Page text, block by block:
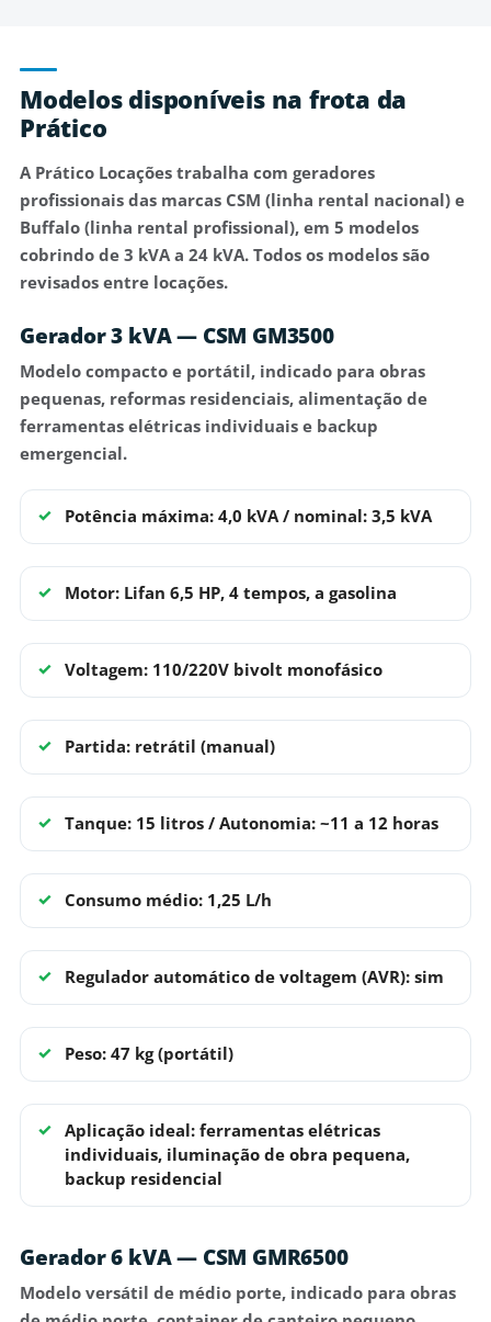
Modelos disponíveis na frota da
Prático
A Prático Locações trabalha com geradores
profissionais das marcas CSM (linha rental nacional) e
Buffalo (linha rental profissional), em 5 modelos
cobrindo de 3 kVA a 24 kVA. Todos os modelos são
revisados entre locações.
Gerador 3 kVA — CSM GM3500
Modelo compacto e portátil, indicado para obras
pequenas, reformas residenciais, alimentação de
ferramentas elétricas individuais e backup
emergencial.
Potência máxima: 4,0 kVA / nominal: 3,5 kVA
Motor: Lifan 6,5 HP, 4 tempos, a gasolina
Voltagem: 110/220V bivolt monofásico
Partida: retrátil (manual)
Tanque: 15 litros / Autonomia: ~11 a 12 horas
Consumo médio: 1,25 L/h
Regulador automático de voltagem (AVR): sim
Peso: 47 kg (portátil)
Aplicação ideal: ferramentas elétricas
individuais, iluminação de obra pequena,
backup residencial
Gerador 6 kVA — CSM GMR6500
Modelo versátil de médio porte, indicado para obras